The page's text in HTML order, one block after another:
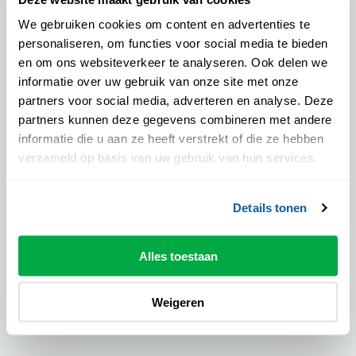
We gebruiken cookies om content en advertenties te
personaliseren, om functies voor social media te bieden
en om ons websiteverkeer te analyseren. Ook delen we
informatie over uw gebruik van onze site met onze
partners voor social media, adverteren en analyse. Deze
partners kunnen deze gegevens combineren met andere
informatie die u aan ze heeft verstrekt of die ze hebben
verzameld op basis van uw gebruik van hun services.
Details tonen
Alles toestaan
Weigeren
15:00 uur
Eindtijd:
02.00 uur
Pauze:
Nog niet bekend
Drankje inclusief:
Ja
Podiumpas geaccepteerd:
Zaalplattegrond
Credits